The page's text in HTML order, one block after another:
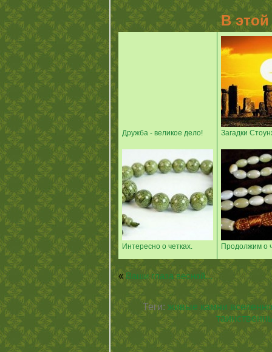
В
Дружба - великое дело! Загадки
Интересно о четках. Продолжим о
« Ваши глаза весной...
Теги: живые камни